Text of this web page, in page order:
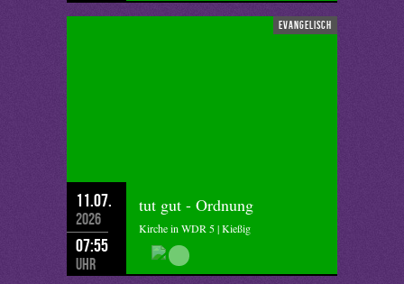
evangelisch
11.07.
2026
07:55
Uhr
tut gut - Ordnung
Kirche in WDR 5 | Kießig